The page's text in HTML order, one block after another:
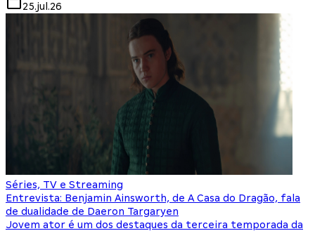
25.jul.26
Séries, TV e Streaming
Entrevista: Benjamin Ainsworth, de A Casa do Dragão, fala
de dualidade de Daeron Targaryen
Jovem ator é um dos destaques da terceira temporada da